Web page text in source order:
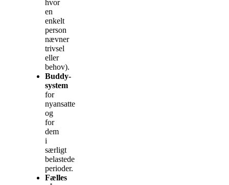
hvor
en
enkelt
person
nævner
trivsel
eller
behov).
Buddy-
system
for
nyansatte
og
for
dem
i
særligt
belastede
perioder.
Fælles